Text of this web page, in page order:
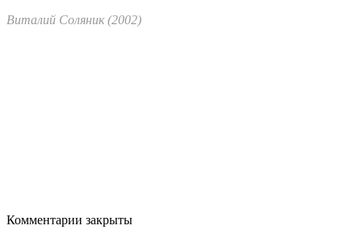
Виталий Соляник (2002)
Комментарии закрыты